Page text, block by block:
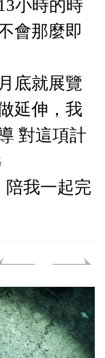
小時的時
會那麼即
底就展覽
延伸，我
對這項計
陪我一起完